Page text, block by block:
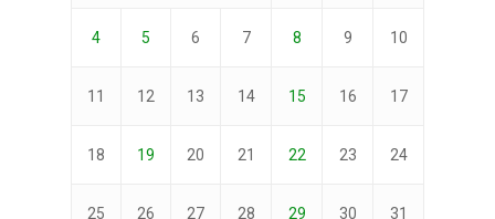
4 5 6 7 8 9 10
11 12 13 14 15 16 17
18 19 20 21 22 23 24
25 26 27 28 29 30 31